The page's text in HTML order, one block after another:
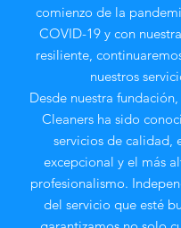
comienzo de la
COVID-19 y con
resiliente,
nuestros
Desde nuestra
Cleaners ha sido
servicios de calidad,
excepcional y el más
profesionalismo.
del servicio que esté